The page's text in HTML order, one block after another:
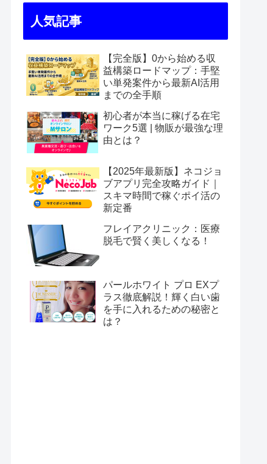
人気記事
【完全版】0から始める収
益構築ロードマップ：手堅
い単発案件から最新AI活用
までの全手順
初心者が本当に稼げる在宅
ワーク5選 | 物販が最強な理
由とは？
【2025年最新版】ネコジョ
ブアプリ完全攻略ガイド｜
スキマ時間で稼ぐポイ活の
新定番
フレイアクリニック：医療
脱毛で賢く美しくなる！
パールホワイト プロ EXプ
ラス徹底解説！輝く白い歯
を手に入れるための秘密と
は？